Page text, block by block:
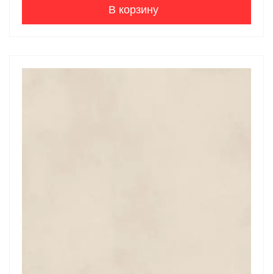
В корзину